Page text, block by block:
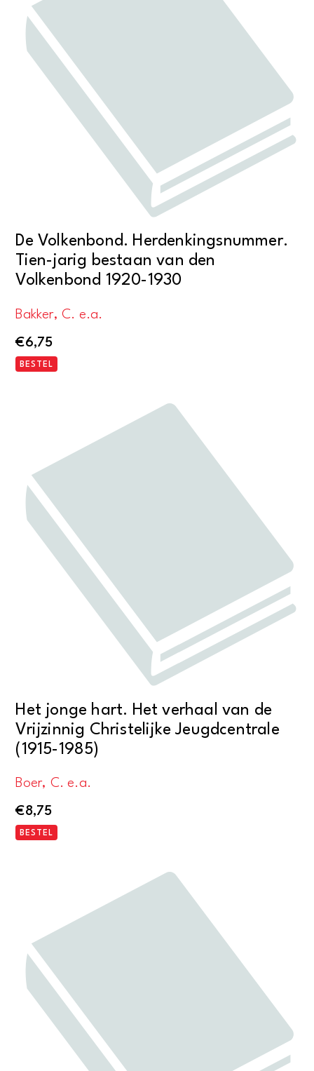
De Volkenbond. Herdenkingsnummer.
Tien-jarig bestaan van den
Volkenbond 1920-1930
Bakker, C. e.a.
€6,75
BESTEL
Het jonge hart. Het verhaal van de
Vrijzinnig Christelijke Jeugdcentrale
(1915-1985)
Boer, C. e.a.
€8,75
BESTEL